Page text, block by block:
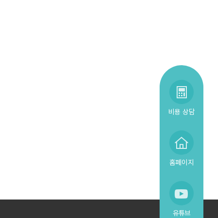
비용 상담
홈페이지
유튜브